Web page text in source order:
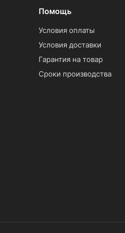
Помощь
Условия оплаты
Условия доставки
Гарантия на товар
Сроки производства